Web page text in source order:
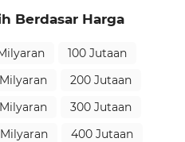
Berdasar Harga
100 Jutaan
200 Jutaan
300 Jutaan
400 Jutaan